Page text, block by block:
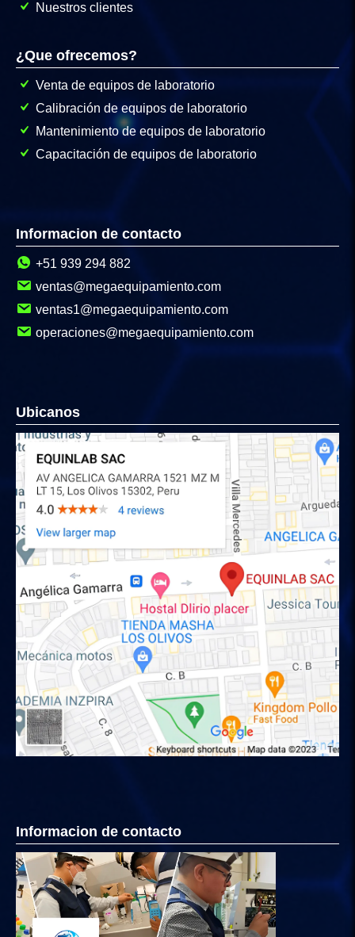
Nuestros clientes
¿Que ofrecemos?
Venta de equipos de laboratorio
Calibración de equipos de laboratorio
Mantenimiento de equipos de laboratorio
Capacitación de equipos de laboratorio
Informacion de contacto
+51 939 294 882
ventas@megaequipamiento.com
ventas1@megaequipamiento.com
operaciones@megaequipamiento.com
Ubicanos
Informacion de contacto